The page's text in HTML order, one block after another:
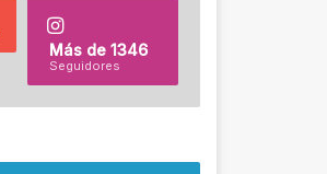
Más de 1346
Seguidores